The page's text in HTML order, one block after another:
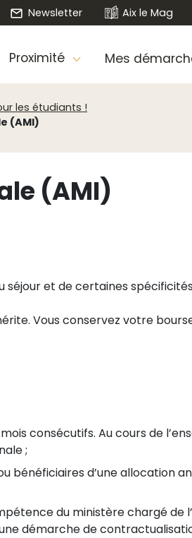
Newsletter Aix le Mag
Proximité Mes
les étudiants !
(AMI)
(AMI)
et de certaines
Vous conservez votre
consécutifs. Au cours de
;
bénéficiaires d’une allocation
du ministère chargé de
démarche de